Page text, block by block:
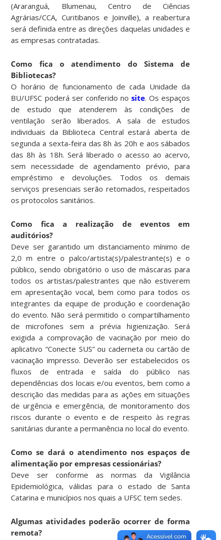
(Araranguá, Blumenau, Centro de Ciências
Agrárias/CCA, Curitibanos e Joinville), a reabertura
será definida entre as direções daquelas unidades e
as empresas contratadas.
Como fica o atendimento do Sistema de
Bibliotecas?
O horário de funcionamento de cada Unidade da
BU/UFSC poderá ser conferido nosite. Os espaços
de estudo que atenderem às condições de
ventilação serão liberados. A sala de estudos
individuais da Biblioteca Central estará aberta de
segunda a sexta-feira das 8h às 20h e aos sábados
das 8h às 18h. Será liberado o acesso ao acervo,
sem necessidade de agendamento prévio, para
empréstimo e devoluções. Todos os demais
serviços presenciais serão retomados, respeitados
os protocolos sanitários.
Como fica a realização de eventos em
auditórios?
Deve ser garantido um distanciamento mínimo de
2,0 m entre o palco/artista(s)/palestrante(s) e o
público, sendo obrigatório o uso de máscaras para
todos os artistas/palestrantes que não estiverem
em apresentação vocal, bem como para todos os
integrantes da equipe de produção e coordenação
do evento. Não será permitido o compartilhamento
de microfones sem a prévia higienização. Será
exigida a comprovação de vacinação por meio do
aplicativo “Conecte SUS” ou caderneta ou cartão de
vacinação impresso. Deverão ser estabelecidos os
fluxos de entrada e saída do público nas
dependências dos locais e/ou eventos, bem como a
descrição das medidas para as ações em situações
de urgência e emergência, de monitoramento dos
riscos durante o evento e de respeito às regras
sanitárias durante a permanência no local do evento.
Como se dará o atendimento nos espaços de
alimentação por empresas cessionárias?
Deve ser conforme as normas da Vigilância
Epidemiológica, válidas para o estado de Santa
Catarina e municípios nos quais a UFSC tem sedes.
Algumas atividades poderão ocorrer de forma
remota?